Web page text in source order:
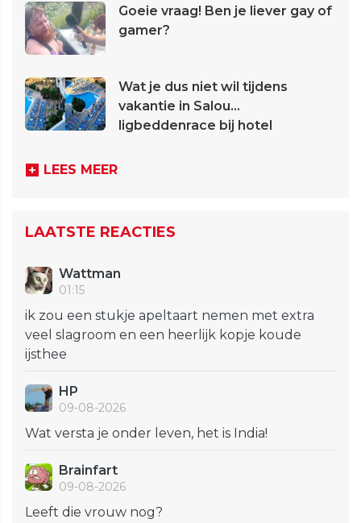
Goeie vraag! Ben je liever gay of
gamer?
Wat je dus niet wil tijdens
vakantie in Salou...
ligbeddenrace bij hotel
LEES MEER
LAATSTE REACTIES
Wattman
01:15
ik zou een stukje apeltaart nemen met extra
veel slagroom en een heerlijk kopje koude
ijsthee
HP
09-08-2026
Wat versta je onder leven, het is India!
Brainfart
09-08-2026
Leeft die vrouw nog?